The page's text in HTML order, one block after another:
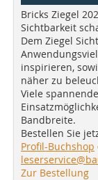
Bricks Ziegel
Sichtbarkeit
Dem Ziegel
inspirieren,
näher zu
Viele
Bandbreite.
Bestellen Sie
Profil-Buchshop
Zur Bestellung